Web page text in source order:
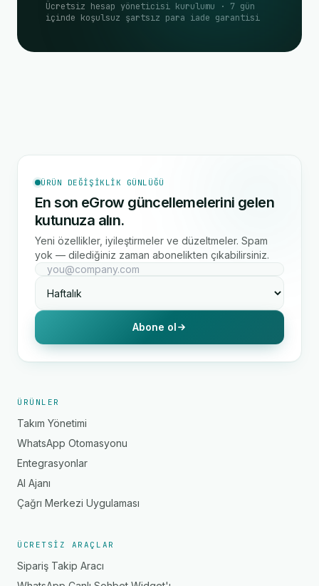
Ücretsiz hesap yöneticisi kurulumu · 7 gün
içinde koşulsuz şartsız para iade garantisi
ÜRÜN DEĞIŞIKLIK GÜNLÜĞÜ
En son eGrow güncellemelerini gelen
kutunuza alın.
Yeni özellikler, iyileştirmeler ve düzeltmeler. Spam
yok — dilediğiniz zaman abonelikten çıkabilirsiniz.
Abone ol
ÜRÜNLER
Takım Yönetimi
WhatsApp Otomasyonu
Entegrasyonlar
AI Ajanı
Çağrı Merkezi Uygulaması
ÜCRETSIZ ARAÇLAR
Sipariş Takip Aracı